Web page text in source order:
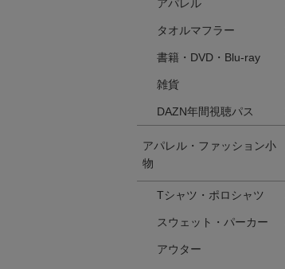
アパレル
タオルマフラー
書籍・DVD・Blu-ray
雑貨
DAZN年間視聴パス
アパレル・ファッション小
物
Tシャツ・ポロシャツ
スウェット・パーカー
アウター